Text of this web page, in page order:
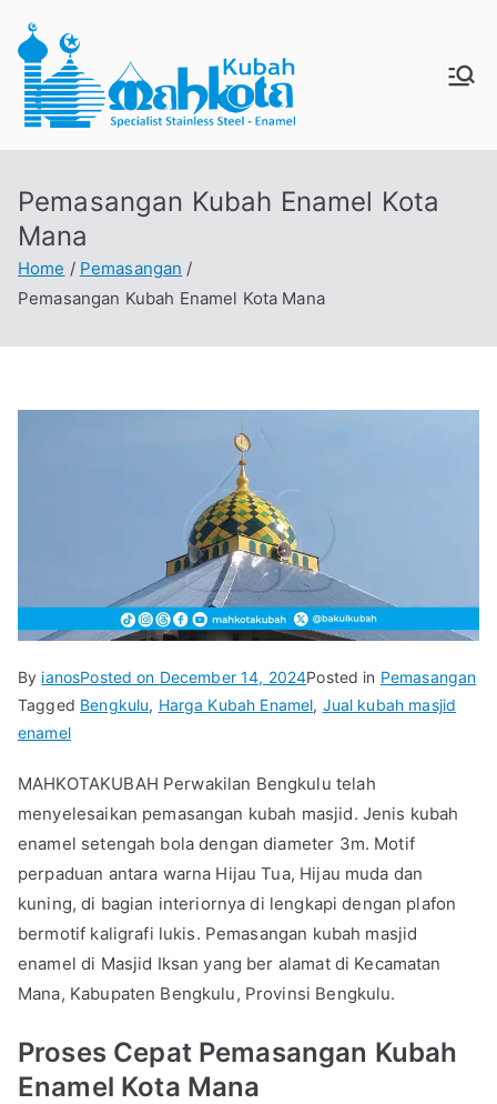
content
MAHKO
H
Jual Kubah Masjid
Pemasangan Kubah Enamel Kota
Mana
Home
Pemasangan
Pemasangan Kubah Enamel Kota Mana
By ianosPosted on December 14, 2024Posted in Pemasangan
Tagged Bengkulu, Harga Kubah Enamel, Jual kubah masjid
enamel
MAHKOTAKUBAH Perwakilan Bengkulu telah
menyelesaikan pemasangan kubah masjid. Jenis kubah
enamel setengah bola dengan diameter 3m. Motif
perpaduan antara warna Hijau Tua, Hijau muda dan
kuning, di bagian interiornya di lengkapi dengan plafon
bermotif kaligrafi lukis. Pemasangan kubah masjid
enamel di Masjid Iksan yang ber alamat di Kecamatan
Mana, Kabupaten Bengkulu, Provinsi Bengkulu.
Proses Cepat Pemasangan Kubah
Enamel Kota Mana